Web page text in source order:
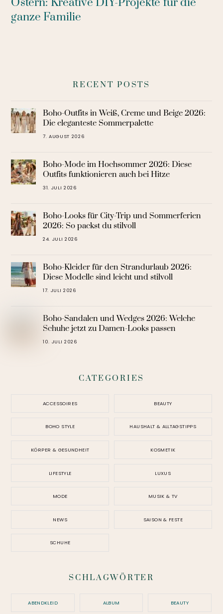
ganze Familie
RECENT POSTS
Boho-Outfits in Weiß, Creme und Beige 2026:
Die eleganteste Sommerpalette
7. AUGUST 2026
Boho-Mode im Hochsommer 2026: Diese
Outfits funktionieren auch bei Hitze
31. JULI 2026
Boho-Looks für City-Trip und Sommerferien
2026: So packst du stilvoll
24. JULI 2026
Boho-Kleider für den Strandurlaub 2026:
Diese Modelle sind leicht und stilvoll
17. JULI 2026
Boho-Sandalen und Wedges 2026: Welche
Schuhe jetzt zu Damen-Looks passen
10. JULI 2026
CATEGORIES
ACCESSOIRES BEAUTY
BOHO STYLE HAUSHALT & ALLTAGSTIPPS
KÖRPER & GESUNDHEIT KOSMETIK
LIFESTYLE LUXUS
MODE MUSIK & TV
NEWS SAISON & FESTE
SCHUHE
SCHLAGWÖRTER
ABENDKLEID ALBUM BEAUTY